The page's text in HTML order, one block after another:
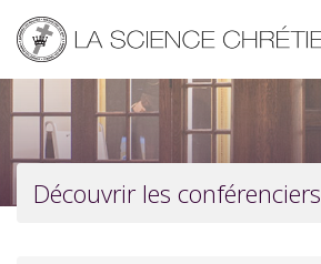
main
content
Découvrir les conférenciers